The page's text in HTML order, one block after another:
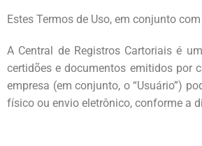
Estes Termos de Uso, em conjunto
A Central de Registros Cartoriais é
certidões e documentos emitidos por
empresa (em conjunto, o “Usuário”)
físico ou envio eletrônico, conforme a